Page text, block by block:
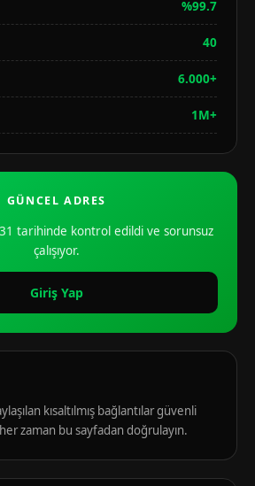
%99.7
40
6.000+
1M+
GÜNCEL ADRES
tarihinde kontrol edildi ve sorunsuz
çalışıyor.
Giriş Yap
kısaltılmış bağlantılar güvenli
zaman bu sayfadan doğrulayın.